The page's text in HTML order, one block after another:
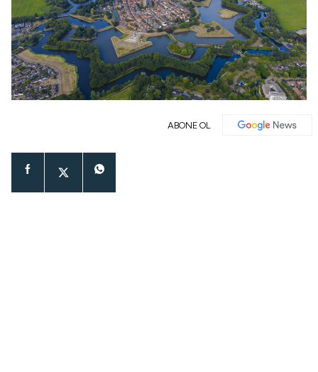
ABONE OL